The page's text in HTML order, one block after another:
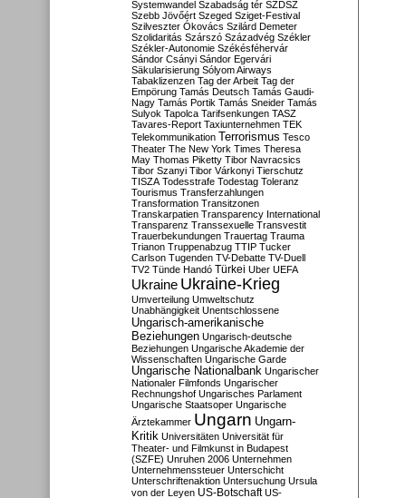
Systemwandel Szabadság tér SZDSZ
Szebb Jövőért Szeged Sziget-Festival
Szilveszter Ókovács Szilárd Demeter
Szolidaritás Szárszó Századvég Székler
Székler-Autonomie Székésféhervár
Sándor Csányi Sándor Egervári
Säkularisierung Sólyom Airways
Tabaklizenzen Tag der Arbeit Tag der
Empörung Tamás Deutsch Tamás Gaudi-
Nagy Tamás Portik Tamás Sneider Tamás
Sulyok Tapolca Tarifsenkungen TASZ
Tavares-Report Taxiunternehmen TEK
Telekommunikation Terrorismus Tesco
Theater The New York Times Theresa
May Thomas Piketty Tibor Navracsics
Tibor Szanyi Tibor Várkonyi Tierschutz
TISZA Todesstrafe Todestag Toleranz
Tourismus Transferzahlungen
Transformation Transitzonen
Transkarpatien Transparency International
Transparenz Transsexuelle Transvestit
Trauerbekundungen Trauertag Trauma
Trianon Truppenabzug TTIP Tucker
Carlson Tugenden TV-Debatte TV-Duell
TV2 Tünde Handó Türkei Uber UEFA
Ukraine Ukraine-Krieg
Umverteilung Umweltschutz
Unabhängigkeit Unentschlossene
Ungarisch-amerikanische
Beziehungen Ungarisch-deutsche
Beziehungen Ungarische Akademie der
Wissenschaften Ungarische Garde
Ungarische Nationalbank Ungarischer
Nationaler Filmfonds Ungarischer
Rechnungshof Ungarisches Parlament
Ungarische Staatsoper Ungarische
Ärztekammer Ungarn Ungarn-
Kritik Universitäten Universität für
Theater- und Filmkunst in Budapest
(SZFE) Unruhen 2006 Unternehmen
Unternehmenssteuer Unterschicht
Unterschriftenaktion Untersuchung Ursula
von der Leyen US-Botschaft US-